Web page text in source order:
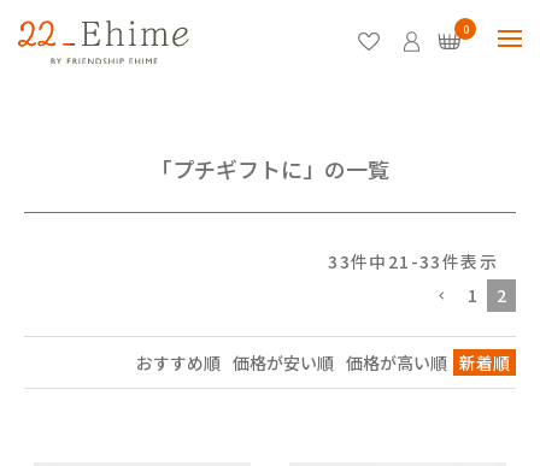
0
「プチギフトに」の一覧
おすすめ順 価格が安い順 価格が高い順 新着順
33件中 21 -33件表示
1
2